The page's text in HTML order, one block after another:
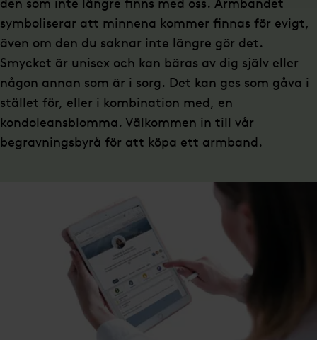
den som inte längre finns med oss. Armbandet
symboliserar att minnena kommer finnas för evigt,
även om den du saknar inte längre gör det.
Smycket är unisex och kan bäras av dig själv eller
någon annan som är i sorg. Det kan ges som gåva i
stället för, eller i kombination med, en
kondoleansblomma. Välkommen in till vår
begravningsbyrå för att köpa ett armband.